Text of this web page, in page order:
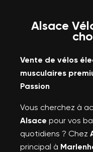
Alsace
Vente de vélos
musculaires
Passion
Vous cherchez à
Alsace pour vos
quotidiens ? Chez
principal à